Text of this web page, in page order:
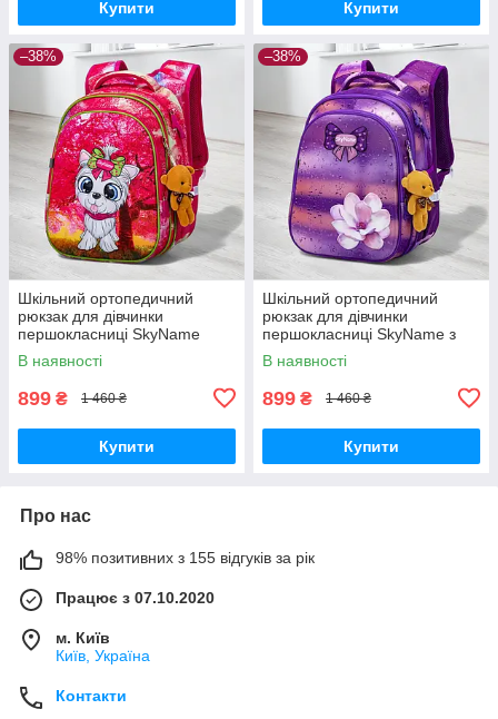
Купити Купити
–38%
Шкільний ортопедичний
рюкзак для дівчинки
першокласниці SkyName
рожевий з собачкою/
Водонепроникний портфель
В наявності
899 ₴ 1 460 ₴
Купити
–38%
Шкільний ортопедичний
рюкзак для дівчинки
першокласниці SkyName з
квіткою/ Маленький
водонепроникний портфель
В наявності
899 ₴ 1 460 ₴
Купити
Про нас
98% позитивних з 155 відгуків за рік
Працює з 07.10.2020
м. Київ
Київ, Україна
Контакти